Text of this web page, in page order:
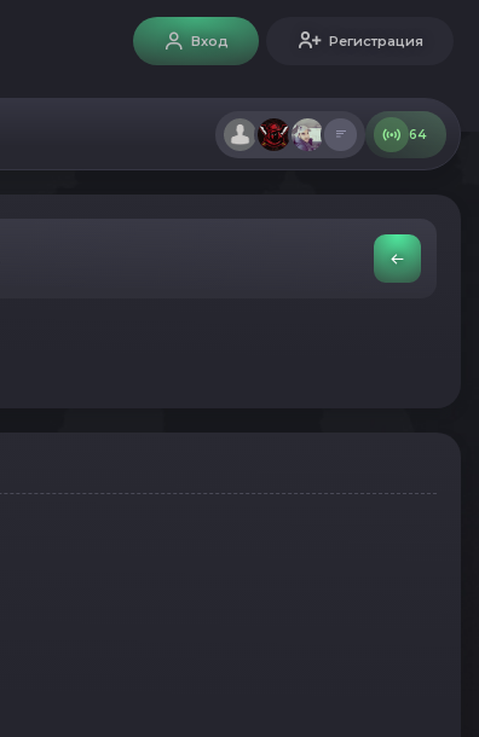
Вход Регистрация
64